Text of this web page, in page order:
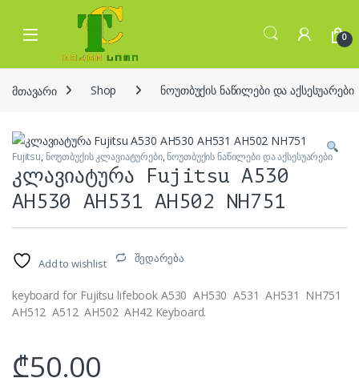
Skip to navigation
Skip to content
Open 0
მთავარი Shop ნოუთბუქის ნაწილები და აქსესუარები
Fujitsu, ნოუთბუქის კლავიატურები,ნოუთბუქის ნაწილები და აქსესუარები
კლავიატურა Fujitsu A530
AH530 AH531 AH502 NH751
Add to wishlist შედარება
keyboard for Fujitsu lifebook A530 AH530 A531 AH531 NH751
AH512 A512 AH502 AH42 Keyboard.
₾50.00